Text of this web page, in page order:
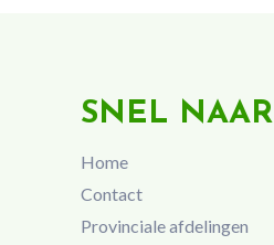
SNEL NAAR
Home
Contact
Provinciale afdelingen